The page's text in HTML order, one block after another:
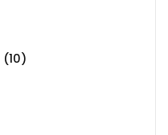
(10)